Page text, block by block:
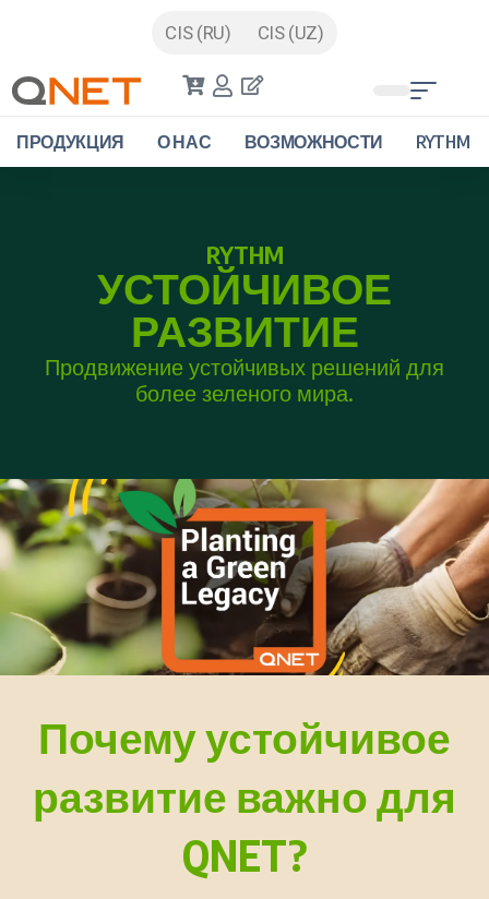
CIS (RU) CIS (UZ)
ПРОДУКЦИЯ О НАС ВОЗМОЖНОСТИ RYTHM
RYTHM
УСТОЙЧИВОЕ
РАЗВИТИЕ
Продвижение устойчивых решений для
более зеленого мира.
Почему устойчивое
развитие важно для
QNET?